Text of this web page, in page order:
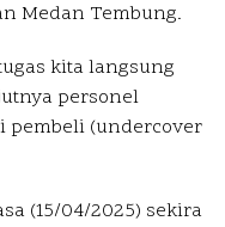
Medan Tembung.
kita langsung
personel
pembeli (undercover
(15/04/2025) sekira